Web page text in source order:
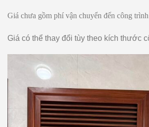
Giá chưa gồm phí vận chuyển đến công
Giá có thể thay đổi tùy theo kích thước